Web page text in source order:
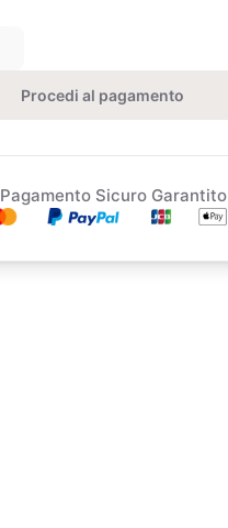
Procedi al pagamento
Pagamento Sicuro Garantito